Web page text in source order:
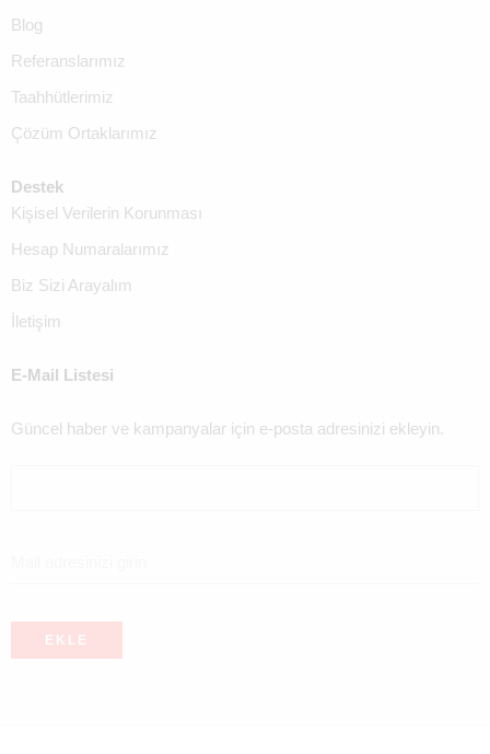
Blog
Referanslarımız
Taahhütlerimiz
Çözüm Ortaklarımız
Destek
Kişisel Verilerin Korunması
Hesap Numaralarımız
Biz Sizi Arayalım
İletişim
E-Mail Listesi
Güncel haber ve kampanyalar için e-posta adresinizi ekleyin.